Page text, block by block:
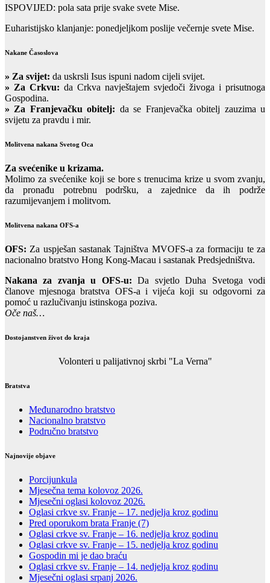
ISPOVIJED: pola sata prije svake svete Mise.
Euharistijsko klanjanje: ponedjeljkom poslije večernje svete Mise.
Nakane Časoslova
» Za svijet: da uskrsli Isus ispuni nadom cijeli svijet.
» Za Crkvu: da Crkva navještajem svjedoči živoga i prisutnoga
Gospodina.
» Za Franjevačku obitelj: da se Franjevačka obitelj zauzima u
svijetu za pravdu i mir.
Molitvena nakana Svetog Oca
Za svećenike u krizama.
Molimo za svećenike koji se bore s trenucima krize u svom zvanju,
da pronađu potrebnu podršku, a zajednice da ih podrže
razumijevanjem i molitvom.
Molitvena nakana OFS-a
OFS: Za uspješan sastanak Tajništva MVOFS-a za formaciju te za
nacionalno bratstvo Hong Kong-Macau i sastanak Predsjedništva.
Nakana za zvanja u OFS-u: Da svjetlo Duha Svetoga vodi
članove mjesnoga bratstva OFS-a i vijeća koji su odgovorni za
pomoć u razlučivanju istinskoga poziva.
Oče naš…
Dostojanstven život do kraja
Volonteri u palijativnoj skrbi "La Verna"
Bratstva
Međunarodno bratstvo
Nacionalno bratstvo
Područno bratstvo
Najnovije objave
Porcijunkula
Mjesečna tema kolovoz 2026.
Mjesečni oglasi kolovoz 2026.
Oglasi crkve sv. Franje – 17. nedjelja kroz godinu
Pred oporukom brata Franje (7)
Oglasi crkve sv. Franje – 16. nedjelja kroz godinu
Oglasi crkve sv. Franje – 15. nedjelja kroz godinu
Gospodin mi je dao braću
Oglasi crkve sv. Franje – 14. nedjelja kroz godinu
Mjesečni oglasi srpanj 2026.